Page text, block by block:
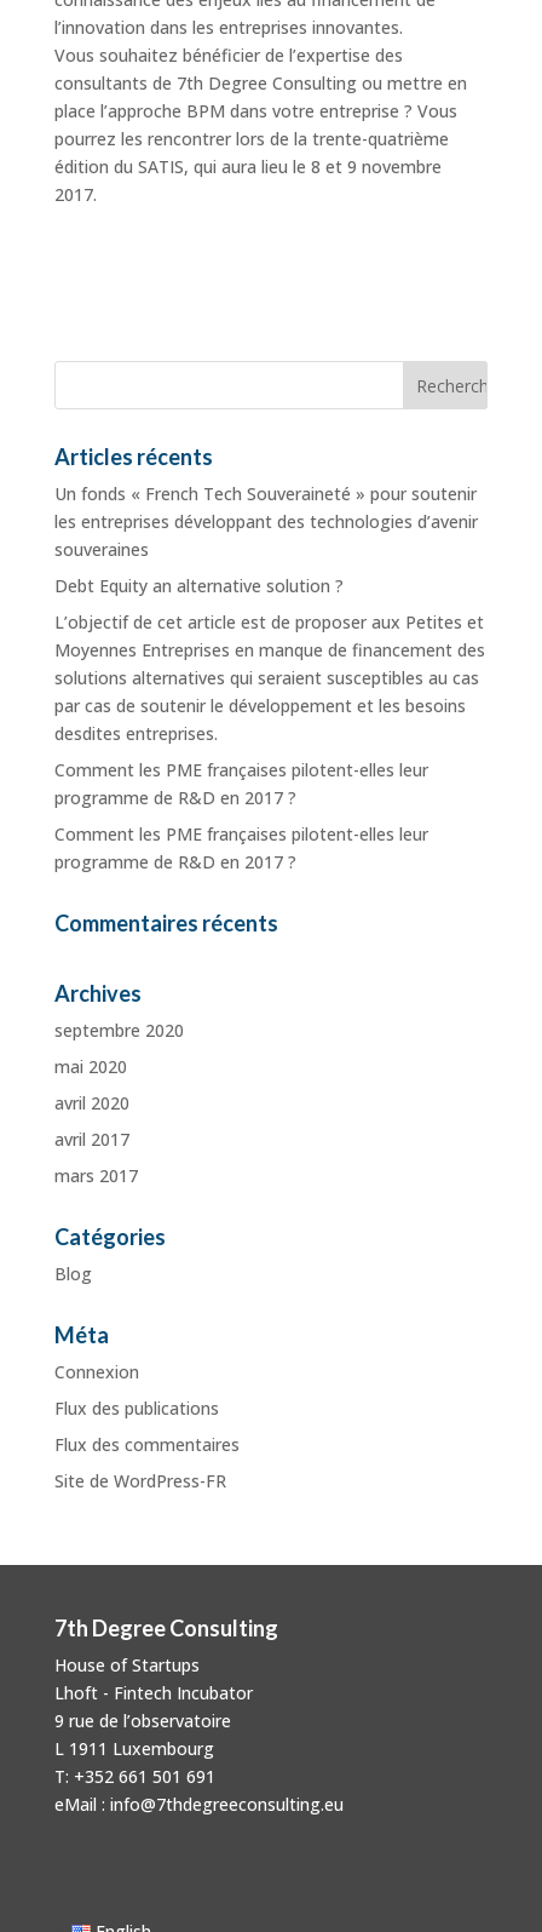
l’innovation dans les entreprises innovantes.
Vous souhaitez bénéficier de l’expertise des
consultants de 7th Degree Consulting ou mettre en
place l’approche BPM dans votre entreprise ? Vous
pourrez les rencontrer lors de la trente-quatrième
édition du SATIS, qui aura lieu le 8 et 9 novembre
2017.
Articles récents
Un fonds « French Tech Souveraineté » pour soutenir
les entreprises développant des technologies d’avenir
souveraines
Debt Equity an alternative solution ?
L’objectif de cet article est de proposer aux Petites et
Moyennes Entreprises en manque de financement des
solutions alternatives qui seraient susceptibles au cas
par cas de soutenir le développement et les besoins
desdites entreprises.
Comment les PME françaises pilotent-elles leur
programme de R&D en 2017 ?
Comment les PME françaises pilotent-elles leur
programme de R&D en 2017 ?
Commentaires récents
Archives
septembre 2020
mai 2020
avril 2020
avril 2017
mars 2017
Catégories
Blog
Méta
Connexion
Flux des publications
Flux des commentaires
Site de WordPress-FR
7th Degree Consulting
House of Startups
Lhoft - Fintech Incubator
9 rue de l’observatoire
L 1911 Luxembourg
T: +352 661 501 691
eMail : info@7thdegreeconsulting.eu